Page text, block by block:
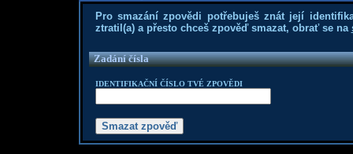
Pro smazání zpovědi potřebuješ znát její
ztratil(a) a přesto chceš zpověď smazat, obrať se na
Zadání čísla
IDENTIFIKAČNÍ ČÍSLO TVÉ ZPOVĚDI